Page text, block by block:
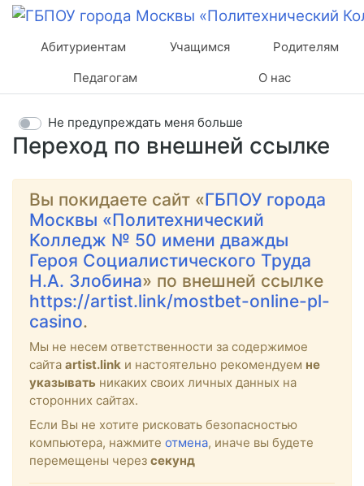
Абитуриентам Учащимся
Родителям
Педагогам
О нас
Переход по внешней ссылке
Не предупреждать меня больше
Вы покидаете сайт «ГБПОУ города
Москвы «Политехнический
Колледж № 50 имени дважды
Героя Социалистического Труда
Н.А. Злобина» по внешней ссылке
https://artist.link/mostbet-online-pl-
casino.
Мы не несем ответственности за содержимое
сайта artist.link и настоятельно рекомендуем не
указывать никаких своих личных данных на
сторонних сайтах.
Если Вы не хотите рисковать безопасностью
компьютера, нажмите отмена, иначе вы будете
перемещены через секунд